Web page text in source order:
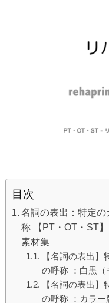
目次
名詞の表出：特定
称 【PT・OT・ST
素材集
【名詞の表出
の呼称 ：白黒（
【名詞の表出
の呼称 ：カラー